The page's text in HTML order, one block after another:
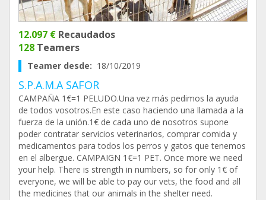
12.097 € Recaudados
128 Teamers
Teamer desde: 18/10/2019
S.P.A.M.A SAFOR
CAMPAÑA 1€=1 PELUDO.Una vez más pedimos la ayuda
de todos vosotros.En este caso haciendo una llamada a la
fuerza de la unión.1€ de cada uno de nosotros supone
poder contratar servicios veterinarios, comprar comida y
medicamentos para todos los perros y gatos que tenemos
en el albergue. CAMPAIGN 1€=1 PET. Once more we need
your help. There is strength in numbers, so for only 1€ of
everyone, we will be able to pay our vets, the food and all
the medicines that our animals in the shelter need.